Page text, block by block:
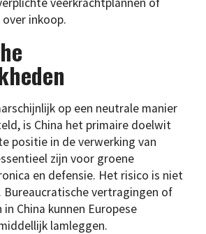
inkoop.
op een neutrale manier
is China het primaire doelwit
positie in de verwerking van
zijn voor groene
en defensie. Het risico is niet
vertragingen of
China kunnen Europese
lamleggen.